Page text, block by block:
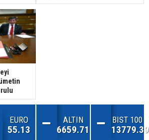
EURO
55.13
ALTIN
6659.71
BIST 100
13779.39